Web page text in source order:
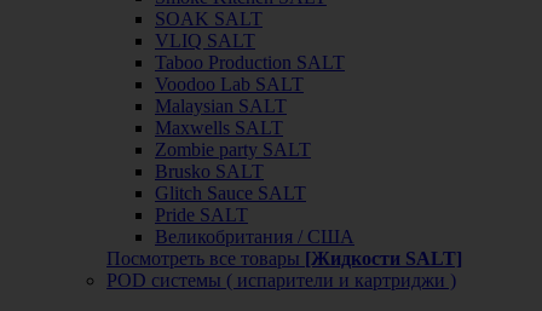
SOAK SALT
VLIQ SALT
Taboo Production SALT
Voodoo Lab SALT
Malaysian SALT
Maxwells SALT
Zombie party SALT
Brusko SALT
Glitch Sauce SALT
Pride SALT
Великобритания / США
Посмотреть все товары [Жидкости SALT]
POD системы ( испарители и картриджи )